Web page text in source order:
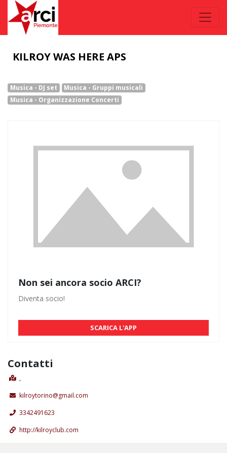
KILROY WAS HERE APS
Musica - DJ set
Musica - Gruppi musicali
Musica - Organizzazione Concerti
Non sei ancora socio ARCI?
Diventa socio!
SCARICA L'APP
Contatti
,
kilroytorino@gmail.com
3342491623
http://kilroyclub.com